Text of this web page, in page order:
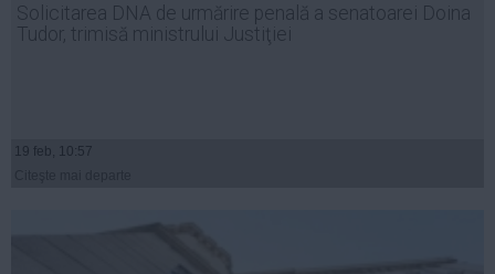
Solicitarea DNA de urmărire penală a senatoarei Doina
Tudor, trimisă ministrului Justiţiei
19 feb, 10:57